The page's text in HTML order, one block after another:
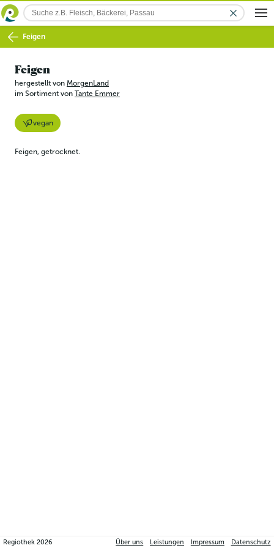
Feigen
Feigen
hergestellt von MorgenLand
im Sortiment von Tante Emmer
vegan
Feigen, getrocknet.
Regiothek2026 Über uns Leistungen Impressum Datenschutz